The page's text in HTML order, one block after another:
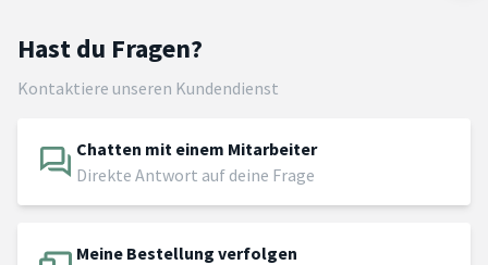
Hast du Fragen?
Kontaktiere unseren Kundendienst
Chatten mit einem Mitarbeiter
Direkte Antwort auf deine Frage
Meine Bestellung verfolgen